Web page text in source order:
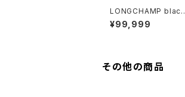
LONGCHAMP black
leather Wallet
¥99,999
その他の商品